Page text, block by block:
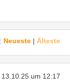
Neueste | Älteste
13.10.25 um 12:17